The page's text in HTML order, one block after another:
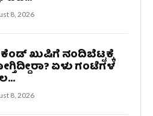
8, 2026
ಖುಷಿಗೆ ನಂದಿಬೆಟ್ಟಕ್ಕೆ
ಏಳು ಗಂಟೆಗಳ
8, 2026